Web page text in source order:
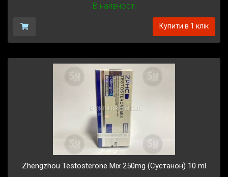
В наявності
Купити в 1 клік
Zhengzhou Testosterone Mix 250mg (Сустанон) 10 ml